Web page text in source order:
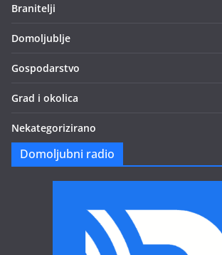
Branitelji
Domoljublje
Gospodarstvo
Grad i okolica
Nekategorizirano
Domoljubni radio